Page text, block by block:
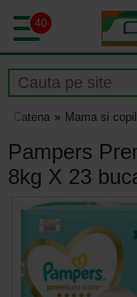
40
Catena Mama si
Pampers
8kg X 23